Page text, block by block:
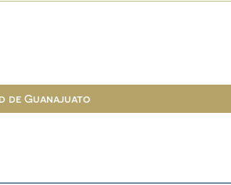
de Guanajuato